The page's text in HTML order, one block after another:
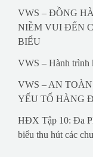
VWS – ĐỒNG
NIỀM VUI ĐẾN
BIỂU
VWS – Hành trình
VWS – AN
YẾU TỐ HÀNG
HĐX Tập 10: Đa
biểu thu hút các